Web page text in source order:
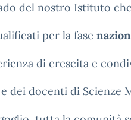
del nostro Istituto
per la fase
di crescita e
e dei docenti di Scienze